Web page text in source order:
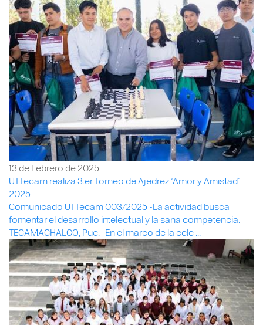
13 de Febrero de 2025
UTTecam realiza 3.er Torneo de Ajedrez “Amor y Amistad”
2025
Comunicado UTTecam 003/2025 -La actividad busca
fomentar el desarrollo intelectual y la sana competencia.
TECAMACHALCO, Pue.- En el marco de la cele ...